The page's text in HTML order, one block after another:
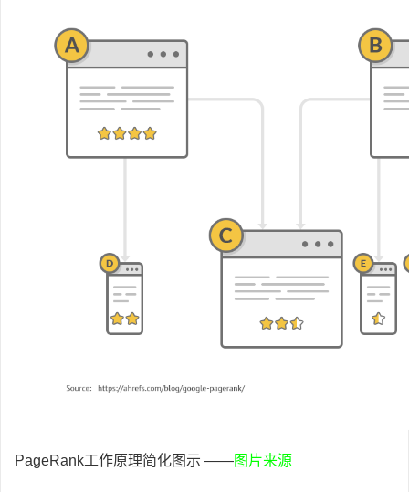
PageRank工作原理简化图示 ——图片来源